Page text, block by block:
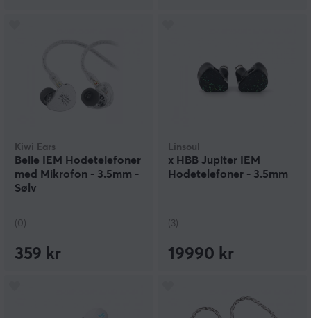
Kiwi Ears
Belle IEM Hodetelefoner
med Mikrofon - 3.5mm -
Sølv
(0)
359 kr
Linsoul
x HBB Jupiter IEM
Hodetelefoner - 3.5mm
(3)
19990 kr